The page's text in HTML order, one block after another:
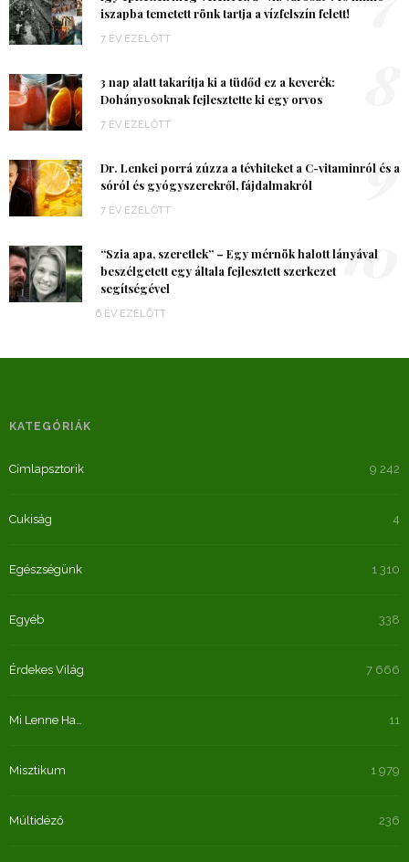
iszapba temetett rönk tartja a vízfelszín felett!
7 ÉV EZELŐTT
3 nap alatt takarítja ki a tüdőd ez a keverék:
Dohányosoknak fejlesztette ki egy orvos
7 ÉV EZELŐTT
Dr. Lenkei porrá zúzza a tévhiteket a C-vitaminról és a
sóról és gyógyszerekről, fájdalmakról
7 ÉV EZELŐTT
9
“Szia apa, szeretlek” – Egy mérnök halott lányával
beszélgetett egy általa fejlesztett szerkezet
segítségével
6 ÉV EZELŐTT
10
KATEGÓRIÁK
Címlapsztorik 9 242
Cukiság 4
Egészségünk 1 310
Egyéb 338
Érdekes Világ 7 666
Mi Lenne Ha… 11
Misztikum 1 979
Múltidéző 236